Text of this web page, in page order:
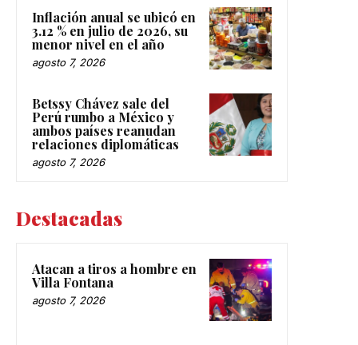
Inflación anual se ubicó en
3.12 % en julio de 2026, su
menor nivel en el año
agosto 7, 2026
Betssy Chávez sale del
Perú rumbo a México y
ambos países reanudan
relaciones diplomáticas
agosto 7, 2026
Destacadas
Atacan a tiros a hombre en
Villa Fontana
agosto 7, 2026